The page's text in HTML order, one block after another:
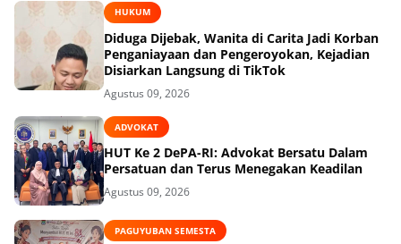
HUKUM
Diduga Dijebak, Wanita di Carita Jadi Korban
Penganiayaan dan Pengeroyokan, Kejadian
Disiarkan Langsung di TikTok
Agustus 09, 2026
ADVOKAT
HUT Ke 2 DePA-RI: Advokat Bersatu Dalam
Persatuan dan Terus Menegakan Keadilan
Agustus 09, 2026
PAGUYUBAN SEMESTA